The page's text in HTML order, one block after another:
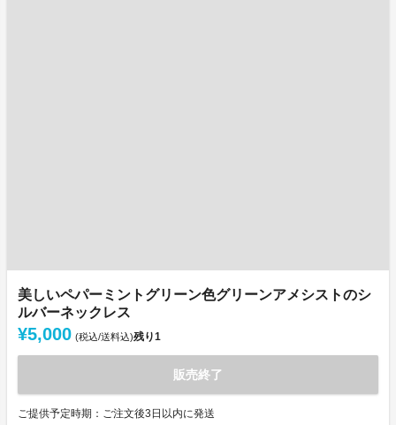
美しいペパーミントグリーン色グリーンアメシストのシ
ルバーネックレス
¥5,000 (税込/送料込)残り1
販売終了
ご提供予定時期：ご注文後3日以内に発送